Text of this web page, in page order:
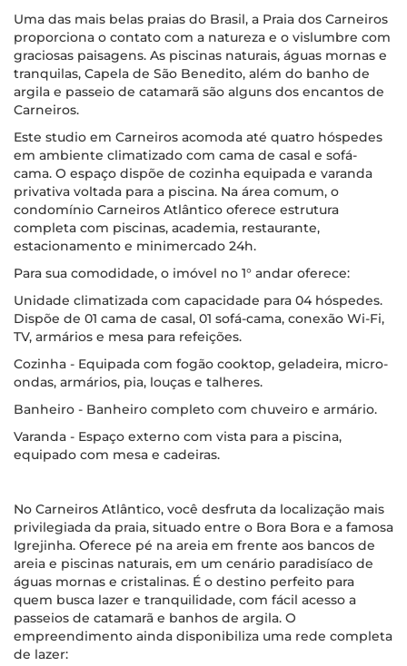
Uma das mais belas praias do Brasil, a Praia dos Carneiros
proporciona o contato com a natureza e o vislumbre com
graciosas paisagens. As piscinas naturais, águas mornas e
tranquilas, Capela de São Benedito, além do banho de
argila e passeio de catamarã são alguns dos encantos de
Carneiros.
Este studio em Carneiros acomoda até quatro hóspedes
em ambiente climatizado com cama de casal e sofá-
cama. O espaço dispõe de cozinha equipada e varanda
privativa voltada para a piscina. Na área comum, o
condomínio Carneiros Atlântico oferece estrutura
completa com piscinas, academia, restaurante,
estacionamento e minimercado 24h.
Para sua comodidade, o imóvel no 1° andar oferece:
Unidade climatizada com capacidade para 04 hóspedes.
Dispõe de 01 cama de casal, 01 sofá-cama, conexão Wi-Fi,
TV, armários e mesa para refeições.
Cozinha - Equipada com fogão cooktop, geladeira, micro-
ondas, armários, pia, louças e talheres.
Banheiro - Banheiro completo com chuveiro e armário.
Varanda - Espaço externo com vista para a piscina,
equipado com mesa e cadeiras.
No Carneiros Atlântico, você desfruta da localização mais
privilegiada da praia, situado entre o Bora Bora e a famosa
Igrejinha. Oferece pé na areia em frente aos bancos de
areia e piscinas naturais, em um cenário paradisíaco de
águas mornas e cristalinas. É o destino perfeito para
quem busca lazer e tranquilidade, com fácil acesso a
passeios de catamarã e banhos de argila. O
empreendimento ainda disponibiliza uma rede completa
de lazer: